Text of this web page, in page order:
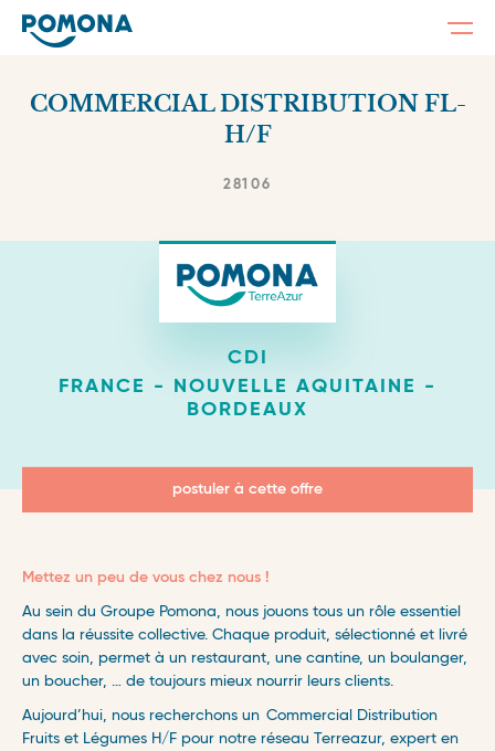
mainCOMMERCIAL DISTRIBUTION FL-
H/F
28106
CDI
FRANCE - NOUVELLE AQUITAINE -
BORDEAUX
postuler à cette offre
Mettez un peu de vous chez nous !
Au sein du Groupe Pomona, nous jouons tous un rôle essentiel
dans la réussite collective. Chaque produit, sélectionné et livré
avec soin, permet à un restaurant, une cantine, un boulanger,
un boucher, … de toujours mieux nourrir leurs clients.
Aujourd’hui, nous recherchons un Commercial Distribution
Fruits et Légumes H/F pour notre réseau Terreazur, expert en